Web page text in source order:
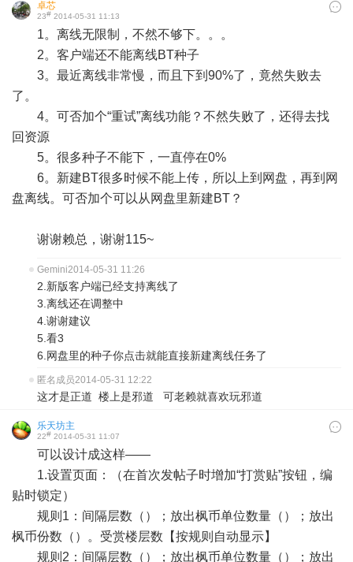
卓芯
23# 2014-05-31 11:13
1。离线无限制，不然不够下。。。
2。客户端还不能离线BT种子
3。最近离线非常慢，而且下到90%了，竟然失败去
了。
4。可否加个“重试”离线功能？不然失败了，还得去找
回资源
5。很多种子不能下，一直停在0%
6。新建BT很多时候不能上传，所以上到网盘，再到网
盘离线。可否加个可以从网盘里新建BT？
谢谢赖总，谢谢115~
Gemini2014-05-31 11:26
2.新版客户端已经支持离线了
3.离线还在调整中
4.谢谢建议
5.看3
6.网盘里的种子你点击就能直接新建离线任务了
匿名成员2014-05-31 12:22
这才是正道 楼上是邪道 可老赖就喜欢玩邪道
乐天坊主
22# 2014-05-31 11:07
可以设计成这样——
1.设置页面：（在首次发帖子时增加“打赏贴”按钮，编
贴时锁定）
规则1：间隔层数（）；放出枫币单位数量（）；放出
枫币份数（）。受赏楼层数【按规则自动显示】
规则2：间隔层数（）；放出枫币单位数量（）；放出